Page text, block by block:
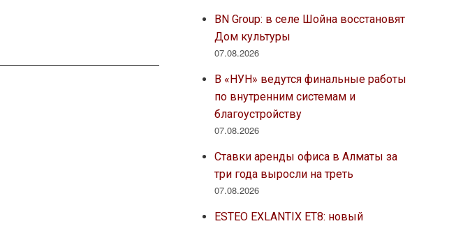
BN Group: в селе Шойна восстановят
Дом культуры
07.08.2026
В «НУН» ведутся финальные работы
по внутренним системам и
благоустройству
07.08.2026
Ставки аренды офиса в Алматы за
три года выросли на треть
07.08.2026
ESTEO EXLANTIX ET8: новый